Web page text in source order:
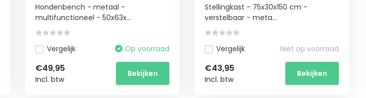
Hondenbench - metaal -
multifunctioneel - 50x63x...
Vergelijk Op voorraad
€49,95
Incl. btw
Bekijken
Stellingkast - 75x30x150 cm -
verstelbaar - meta...
Vergelijk Niet op voorraad
€43,95
Incl. btw
Bekijken